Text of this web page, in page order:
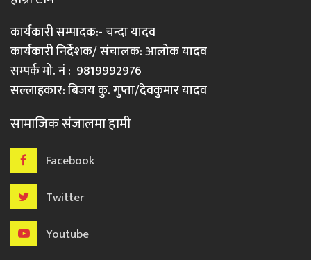
कार्यकारी सम्पादक:- चन्दा यादव
कार्यकारी निर्देशक/ संचालक: आलोक यादव
सम्पर्क मो. नं : 9819992976
सल्लाहकार: बिजय कु. गुप्ता/देवकुमार यादव
सामाजिक संजालमा हामी
Facebook
Twitter
Youtube